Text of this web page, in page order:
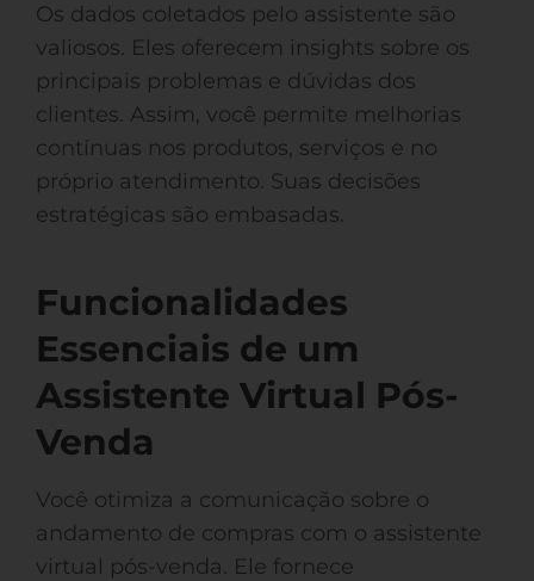
Os dados coletados pelo assistente são
valiosos. Eles oferecem insights sobre os
principais problemas e dúvidas dos
clientes. Assim, você permite melhorias
contínuas nos produtos, serviços e no
próprio atendimento. Suas decisões
estratégicas são embasadas.
Funcionalidades
Essenciais de um
Assistente Virtual Pós-
Venda
Você otimiza a comunicação sobre o
andamento de compras com o assistente
virtual pós-venda. Ele fornece